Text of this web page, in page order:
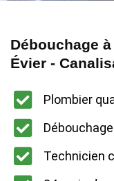
Débouchage à
Évier -
Plombier
Technicien